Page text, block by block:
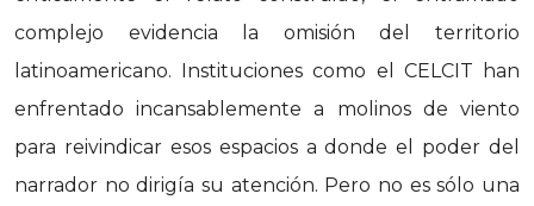
complejo evidencia la omisión del territorio
latinoamericano. Instituciones como el CELCIT han
enfrentado incansablemente a molinos de viento
para reivindicar esos espacios a donde el poder del
narrador no dirigía su atención. Pero no es sólo una